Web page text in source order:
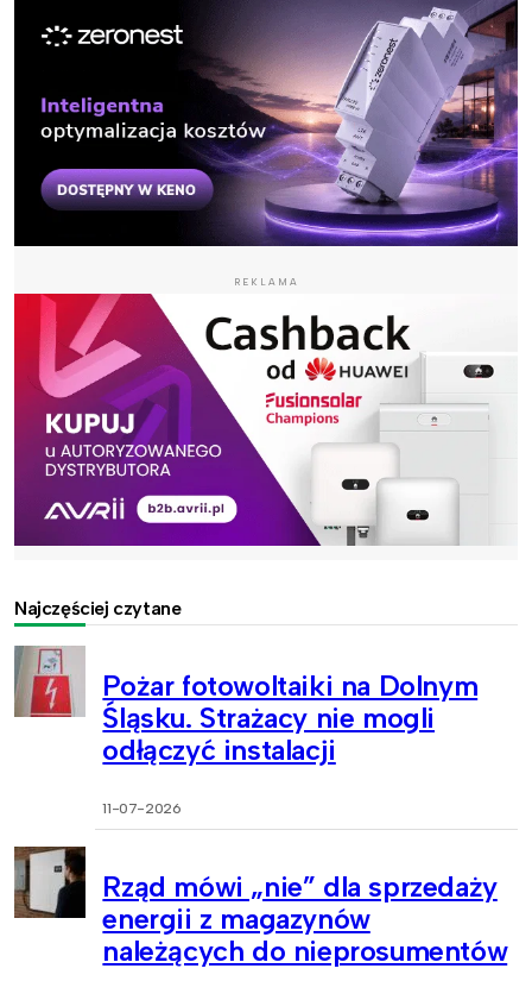
REKLAMA
Najczęściej czytane
Pożar fotowoltaiki na Dolnym
Śląsku. Strażacy nie mogli
odłączyć instalacji
11-07-2026
Rząd mówi „nie” dla sprzedaży
energii z magazynów
należących do nieprosumentów